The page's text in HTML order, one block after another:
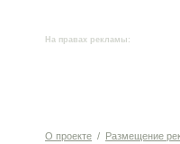
На правах рекламы:
О проекте / Размещение